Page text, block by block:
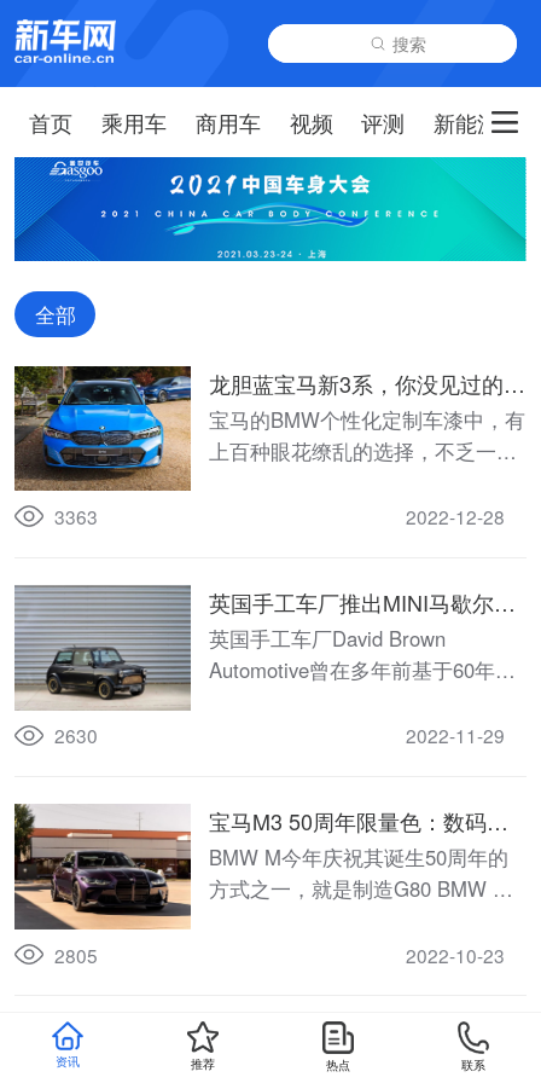
搜索
首页 乘用车 商用车 视频 评测 新能源
全部
龙胆蓝宝马新3系，你没见过的罕
见车漆
宝马的BMW个性化定制车漆中，有
上百种眼花缭乱的选择，不乏一些
中这款来自某位英国客户定制的龙
改款新M340i搭配在一起，绝对是
最为合适的。
3363 2022-12-28
英国手工车厂推出MINI马歇尔复
古版，黑金配色喜欢吗？
英国手工车厂David Brown
Automotive曾在多年前基于60年代
2630 2022-11-29
宝马M3 50周年限量色：数码
紫，一款激情四射的车漆...
BMW M今年庆祝其诞生50周年的
方式之一，就是制造G80 BMW M3
年限量版车型在动力上都与M3
来，让它们感觉更特别。
2805 2022-10-23
采用新天籁同款前脸设计，新款
日产阳光官图发布
近日，日产在美国市场发布了新款
资讯 推荐 热点 联系